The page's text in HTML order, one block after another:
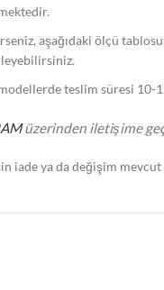
aşağıdaki ölçü
teslim süresi 10-
üzerinden iletişime
iade ya da değişim